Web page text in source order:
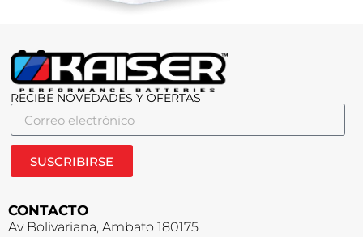
RECIBE NOVEDADES Y OFERTAS
SUSCRIBIRSE
CONTACTO
Av Bolivariana, Ambato 180175